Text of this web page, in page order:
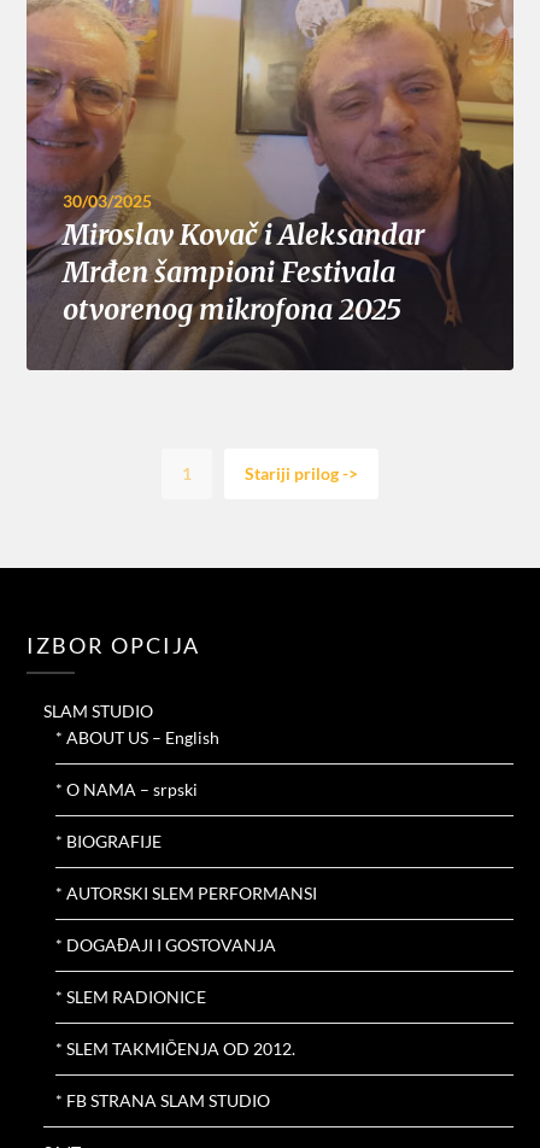
30/03/2025
Miroslav Kovač i Aleksandar
Mrđen šampioni Festivala
otvorenog mikrofona 2025
1 Stariji prilog ->
IZBOR OPCIJA
SLAM STUDIO
* ABOUT US – English
* O NAMA – srpski
* BIOGRAFIJE
* AUTORSKI SLEM PERFORMANSI
* DOGAĐAJI I GOSTOVANJA
* SLEM RADIONICE
* SLEM TAKMIČENJA OD 2012.
* FB STRANA SLAM STUDIO